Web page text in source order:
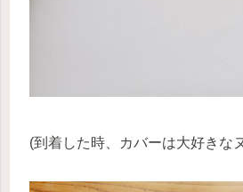
(到着した時、カバーは大好きな